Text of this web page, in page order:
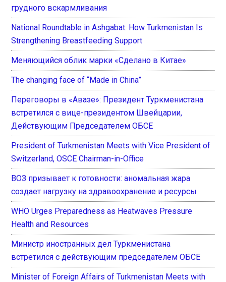
грудного вскармливания
National Roundtable in Ashgabat: How Turkmenistan Is
Strengthening Breastfeeding Support
Меняющийся облик марки «Сделано в Китае»
The changing face of “Made in China”
Переговоры в «Авазе»: Президент Туркменистана
встретился с вице-президентом Швейцарии,
Действующим Председателем ОБСЕ
President of Turkmenistan Meets with Vice President of
Switzerland, OSCE Chairman-in-Office
ВОЗ призывает к готовности: аномальная жара
создает нагрузку на здравоохранение и ресурсы
WHO Urges Preparedness as Heatwaves Pressure
Health and Resources
Министр иностранных дел Туркменистана
встретился с действующим председателем ОБСЕ
Minister of Foreign Affairs of Turkmenistan Meets with